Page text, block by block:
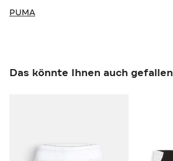
PUMA
Das könnte Ihnen auch gefallen